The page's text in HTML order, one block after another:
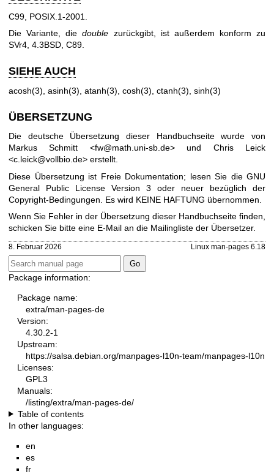
C99, POSIX.1-2001.
Die Variante, diedouble zurückgibt, ist außerdem konform zu
SVr4, 4.3BSD, C89.
SIEHE AUCH
acosh(3) asinh(3) atanh(3) cosh(3) ctanh(3) sinh(3)
ÜBERSETZUNG
Die deutsche Übersetzung dieser Handbuchseite wurde von
Markus Schmitt <fw@math.uni-sb.de> und Chris Leick
<c.leick@vollbio.de> erstellt.
Diese Übersetzung ist Freie Dokumentation; lesen Sie die GNU
General Public License Version 3 oder neuer bezüglich der
Copyright-Bedingungen. Es wird KEINE HAFTUNG übernommen.
Wenn Sie Fehler in der Übersetzung dieser Handbuchseite finden,
schicken Sie bitte eine E-Mail an die Mailingliste der Übersetzer.
8. Februar 2026 Linux man-pages 6.18
Package information:
Package name:
extra/man-pages-de
Version:
4.30.2-1
Upstream:
https://salsa.debian.org/manpages-l10n-team/manpages-l10n
Licenses:
GPL3
Manuals:
/listing/extra/man-pages-de/
Table of contents
In other languages:
en
es
fr